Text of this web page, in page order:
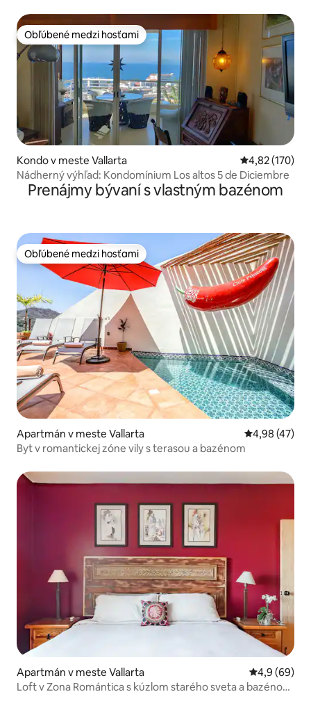
Obľúbené medzi hosťami
Obľúbené medzi hosťami
Kondo v meste Vallarta Priemerné
4,82 (170)
Nádherný výhľad: Kondomínium Los altos 5 de Diciembre
Prenájmy bývaní s vlastným bazénom
Obľúbené medzi hosťami
Obľúbené medzi hosťami
Apartmán v meste Vallarta Priemerné
4,98 (47)
Byt v romantickej zóne vily s terasou a bazénom
Apartmán v meste Vallarta Priemerné
4,9 (69)
Loft v Zona Romántica s kúzlom starého sveta a bazénom